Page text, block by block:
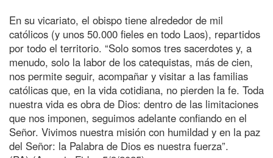
En su vicariato, el obispo tiene alrededor de mil
católicos (y unos 50.000 fieles en todo Laos), repartidos
por todo el territorio. “Solo somos tres sacerdotes y, a
menudo, solo la labor de los catequistas, más de cien,
nos permite seguir, acompañar y visitar a las familias
católicas que, en la vida cotidiana, no pierden la fe. Toda
nuestra vida es obra de Dios: dentro de las limitaciones
que nos imponen, seguimos adelante confiando en el
Señor. Vivimos nuestra misión con humildad y en la paz
del Señor: la Palabra de Dios es nuestra fuerza”.